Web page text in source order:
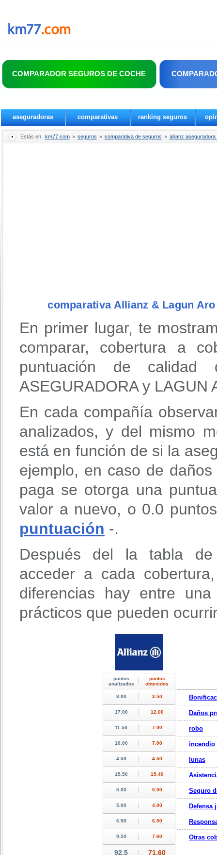
COMPARADOR SEGUROS DE COCHE
aseguradoras comparativas ranking seguros
Estás en: km77.com » seguros » comparativa de seguros » allianz aseguradora
comparativa Allianz & Lagun Aro
En primer lugar, te
comparar, cobertura a
puntuación de calidad
ASEGURADORA y LAGUN
En cada compañía
analizados, y del mismo
está en función de si la
ejemplo, en caso de
paga se otorga una
valor a nuevo, o 0.0
puntuación -.
Después del la tabla de
acceder a cada
diferencias hay entre
prácticos que pueden
Daños
robo
incendio
lunas
Seguro
Defensa
Otras